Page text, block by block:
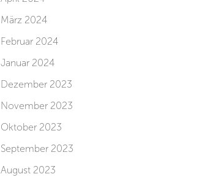
März 2024
Februar 2024
Januar 2024
Dezember 2023
November 2023
Oktober 2023
September 2023
August 2023